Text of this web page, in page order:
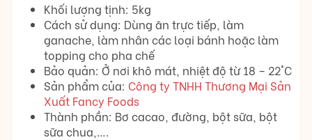
Khối lượng tịnh: 5kg
Cách sử dụng: Dùng ăn trực tiếp, làm
ganache, làm nhân các loại bánh hoặc làm
topping cho pha chế
Bảo quản: Ở nơi khô mát, nhiệt độ từ 18 – 22°C
Sản phẩm của: Công ty TNHH Thương Mại Sản
Xuất Fancy Foods
Thành phần: Bơ cacao, đường, bột sữa, bột
sữa chua,….